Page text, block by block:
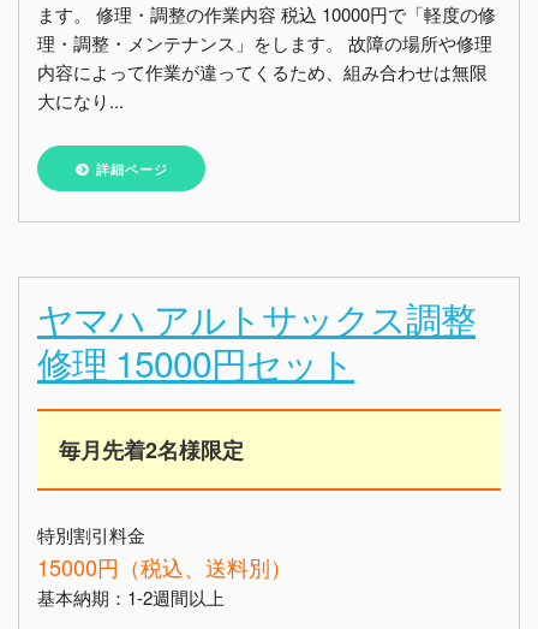
ます。 修理・調整の作業内容 税込 10000円で「軽度の修
理・調整・メンテナンス」をします。 故障の場所や修理
内容によって作業が違ってくるため、組み合わせは無限
大になり...
詳細ページ
ヤマハ アルトサックス調整
修理 15000円セット
毎月先着2名様限定
特別割引料金
15000円（税込、送料別）
基本納期：1-2週間以上